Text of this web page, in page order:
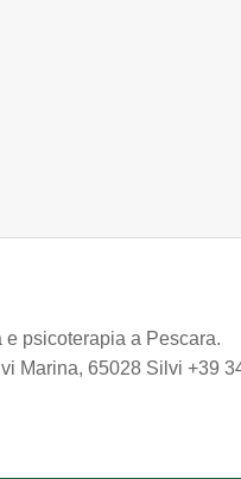
psicoterapia a Pescara.
Marina, 65028 Silvi +39